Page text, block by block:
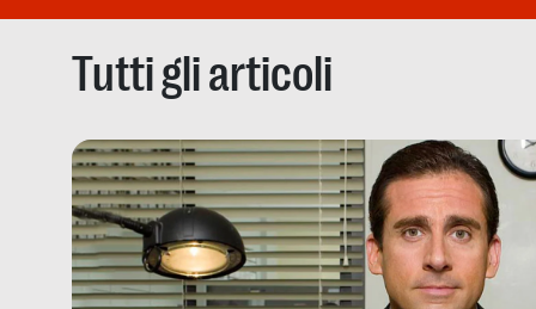
Tutti gli articoli